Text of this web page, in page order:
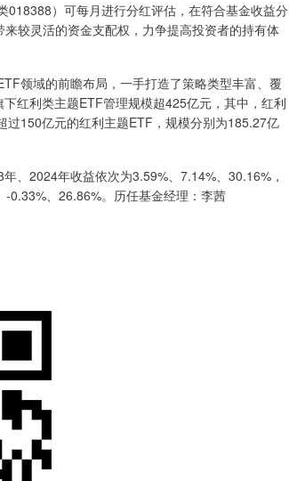
）可每月进行分红评估，在符合基金收益分
较灵活的资金支配权，力争提高投资者的持有体
领域的前瞻布局，一手打造了策略类型丰富、覆
红利类主题ETF管理规模超425亿元，其中，红利
150亿元的红利主题ETF，规模分别为185.27亿
2024年收益依次为3.59%、7.14%、30.16%，
0.33%、26.86%。历任基金经理：李茜